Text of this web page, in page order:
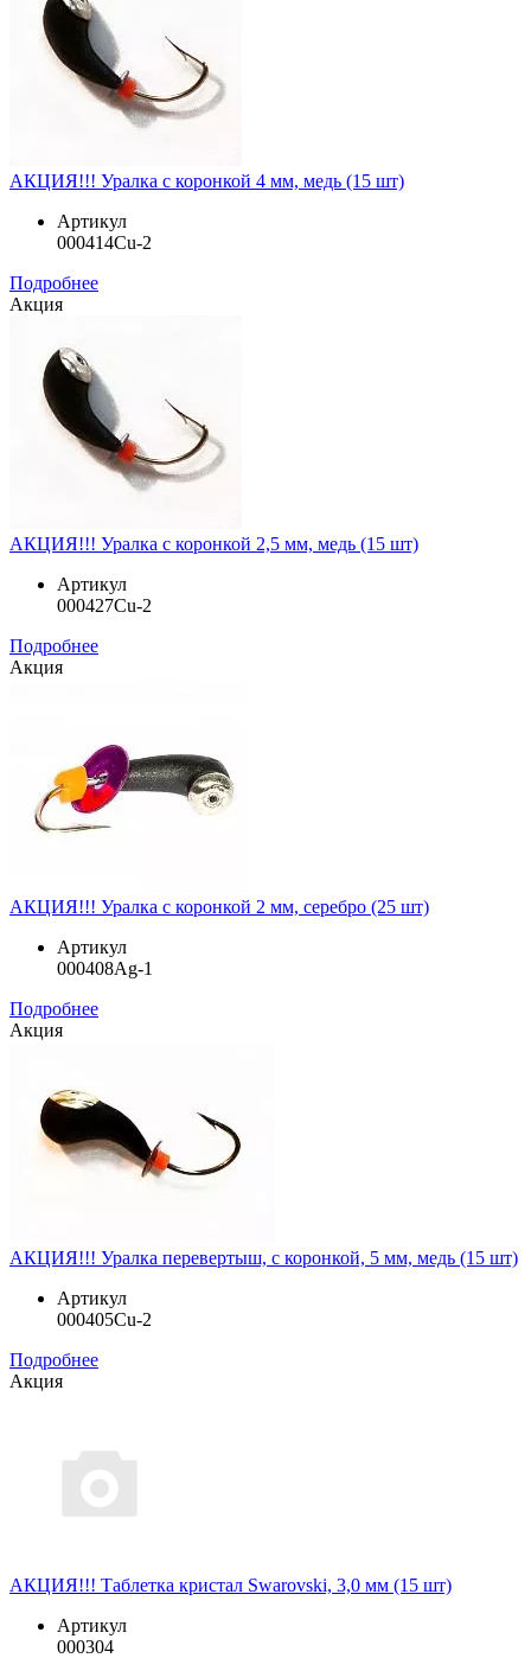
АКЦИЯ!!! Уралка с коронкой 4 мм, медь (15 шт)
Артикул
000414Cu-2
Подробнее
Акция
АКЦИЯ!!! Уралка с коронкой 2,5 мм, медь (15 шт)
Артикул
000427Cu-2
Подробнее
Акция
АКЦИЯ!!! Уралка с коронкой 2 мм, серебро (25 шт)
Артикул
000408Ag-1
Подробнее
Акция
АКЦИЯ!!! Уралка перевертыш, с коронкой, 5 мм, медь (15 шт)
Артикул
000405Cu-2
Подробнее
Акция
АКЦИЯ!!! Таблетка кристал Swarovski, 3,0 мм (15 шт)
Артикул
000304